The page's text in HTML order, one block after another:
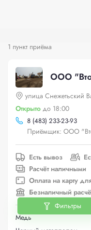
1 пункт приёма
ООО
улица Снежетьский
Открыто до 18:00
8 (483) 233-23-93
Приёмщик: ООО
Есть вывоз
Расчёт наличными
Оплата на карту
Безналичный
Медь
Фильтры